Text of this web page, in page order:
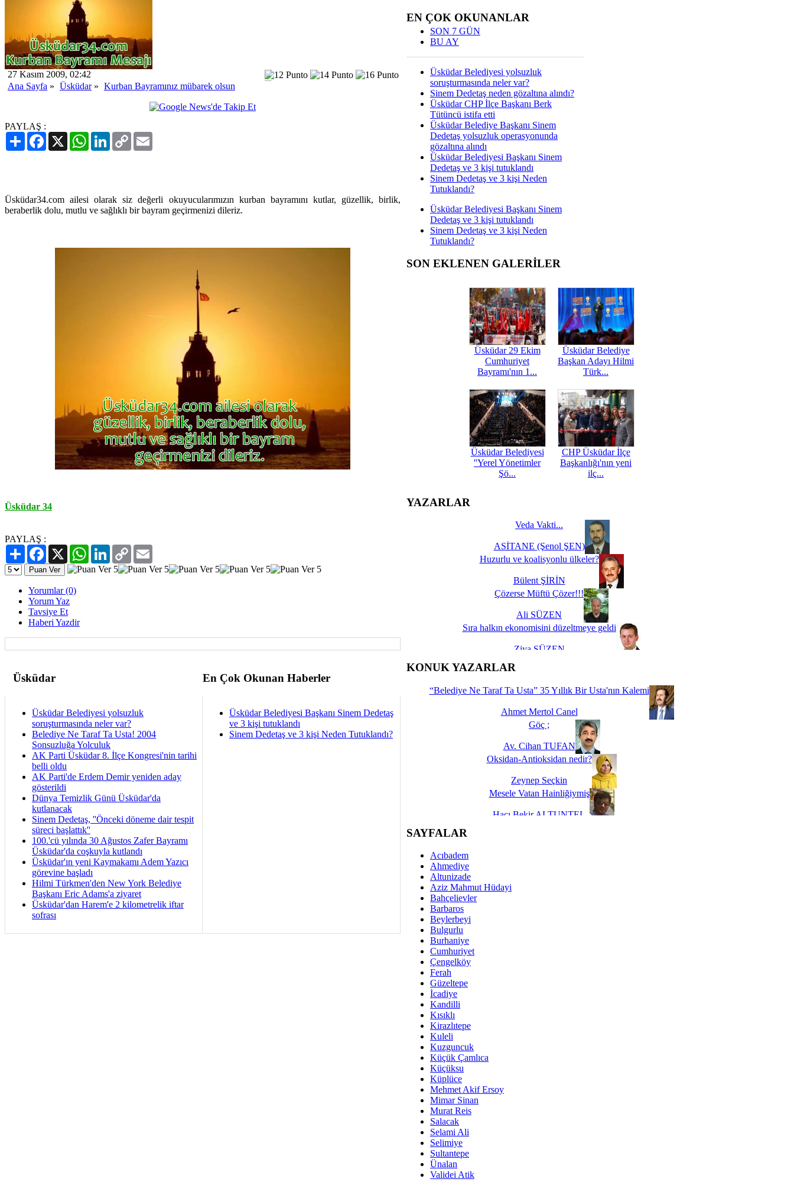
27 Kasım 2009, 02:42
Ana Sayfa » Üsküdar» Kurban Bayramınız mübarek olsun
PAYLAŞ :
PaylaşFacebook
X WhatsAppLinkedIn
Copy
Link
Üsküdar34.com ailesi olarak siz değerli okuyucularımızın kurban bayramını kutlar, güzellik, birlik,
beraberlik dolu, mutlu ve sağlıklı bir bayram geçirmenizi dileriz.
Üsküdar 34
PAYLAŞ :
PaylaşFacebook
X WhatsAppLinkedIn
Copy
Link
Yorumlar (0)
Yorum Yaz
Tavsiye Et
Haberi Yazdir
Üsküdar En Çok Okunan Haberler
Üsküdar Belediyesi yolsuzluk
soruşturmasında neler var?
Belediye Ne Taraf Ta Usta! 2004
Sonsuzluğa Yolculuk
AK Parti Üsküdar 8. İlçe Kongresi'nin tarihi
belli oldu
AK Parti'de Erdem Demir yeniden aday
gösterildi
Dünya Temizlik Günü Üsküdar'da
kutlanacak
Sinem Dedetaş, ''Önceki döneme dair tespit
süreci başlattık''
100.'cü yılında 30 Ağustos Zafer Bayramı
Üsküdar'da coşkuyla kutlandı
Üsküdar'ın yeni Kaymakamı Adem Yazıcı
görevine başladı
Hilmi Türkmen'den New York Belediye
Başkanı Eric Adams'a ziyaret
Üsküdar'dan Harem'e 2 kilometrelik iftar
sofrası
Üsküdar Belediyesi Başkanı Sinem Dedetaş
ve 3 kişi tutuklandı
Sinem Dedetaş ve 3 kişi Neden Tutuklandı?
EN ÇOK OKUNANLAR
SON 7 GÜN
BU AY
Üsküdar Belediyesi yolsuzluk
soruşturmasında neler var?
Sinem Dedetaş neden gözaltına alındı?
Üsküdar CHP İlçe Başkanı Berk
Tütüncü istifa etti
Üsküdar Belediye Başkanı Sinem
Dedetaş yolsuzluk operasyonunda
gözaltına alındı
Üsküdar Belediyesi Başkanı Sinem
Dedetaş ve 3 kişi tutuklandı
Sinem Dedetaş ve 3 kişi Neden
Tutuklandı?
Üsküdar Belediyesi Başkanı Sinem
Dedetaş ve 3 kişi tutuklandı
Sinem Dedetaş ve 3 kişi Neden
Tutuklandı?
SON EKLENEN GALERİLER
Üsküdar 29 Ekim
Cumhuriyet
Bayramı'nın 1...
Üsküdar Belediye
Başkan Adayı Hilmi
Türk...
Üsküdar Belediyesi
''Yerel Yönetimler
Şö...
CHP Üsküdar İlçe
Başkanlığı'nın yeni
ilç...
YAZARLAR
Veda Vakti...
ASİTANE (Şenol ŞEN)
Huzurlu ve koalisyonlu ülkeler?
Bülent ŞİRİN
Çözerse Müftü Çözer!!!
Ali SÜZEN
Sıra halkın ekonomisini düzeltmeye geldi
Ziya SÜZEN
İşte Biz buyuz...
KONUK YAZARLAR
“Belediye Ne Taraf Ta Usta” 35 Yıllık Bir Usta'nın Kalemi
Ahmet Mertol Canel
Göç ;
Av. Cihan TUFAN
Oksidan-Antioksidan nedir?
Zeynep Seçkin
Mesele Vatan Hainliğiymiş
Hacı Bekir ALTUNTEL
Dünya Fani, Ama Kısa Bir Süre De Olsa Burdayız
Hukukun Adaleti Kalmadı Üstadım!
İmar Sorunlarının Genel Çözümü ''Riskli Alan Dönüşümü''
SAYFALAR
Acıbadem
Ahmediye
Altunizade
Aziz Mahmut Hüdayi
Bahçelievler
Barbaros
Beylerbeyi
Bulgurlu
Burhaniye
Cumhuriyet
Çengelköy
Ferah
Güzeltepe
İcadiye
Kandilli
Kısıklı
Kirazlıtepe
Kuleli
Kuzguncuk
Küçük Çamlıca
Küçüksu
Küplüce
Mehmet Akif Ersoy
Mimar Sinan
Murat Reis
Salacak
Selami Ali
Selimiye
Sultantepe
Ünalan
Validei Atik